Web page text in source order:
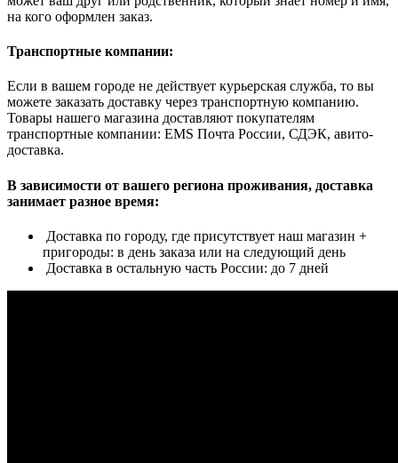
на кого оформлен заказ.
Транспортные компании:
Если в вашем городе не действует курьерская служба, то вы
можете заказать доставку через транспортную компанию.
Товары нашего магазина доставляют покупателям
транспортные компании: EMS Почта России, СДЭК, авито-
доставка.
В зависимости от вашего региона проживания, доставка
занимает разное время:
Доставка по городу, где присутствует наш магазин +
пригороды: в день заказа или на следующий день
Доставка в остальную часть России: до 7 дней